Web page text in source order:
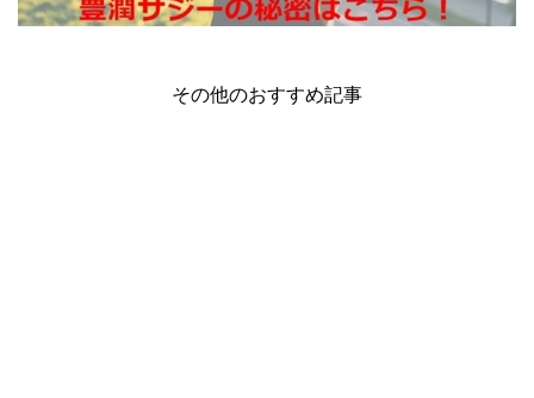
その他のおすすめ記事